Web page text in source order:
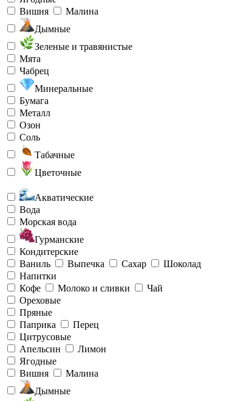
Вишня
Малина
Дымные
Зеленые и травянистые
Мята
Чабрец
Минеральные
Бумага
Металл
Озон
Соль
Табачные
Цветочные
Акватические
Вода
Морская вода
Гурманские
Кондитерские
Ваниль
Выпечка Сахар
Шоколад
Напитки
Кофе
Молоко и сливки
Чай
Ореховые
Пряные
Паприка
Перец
Цитрусовые
Апельсин
Лимон
Ягодные
Вишня
Малина
Дымные